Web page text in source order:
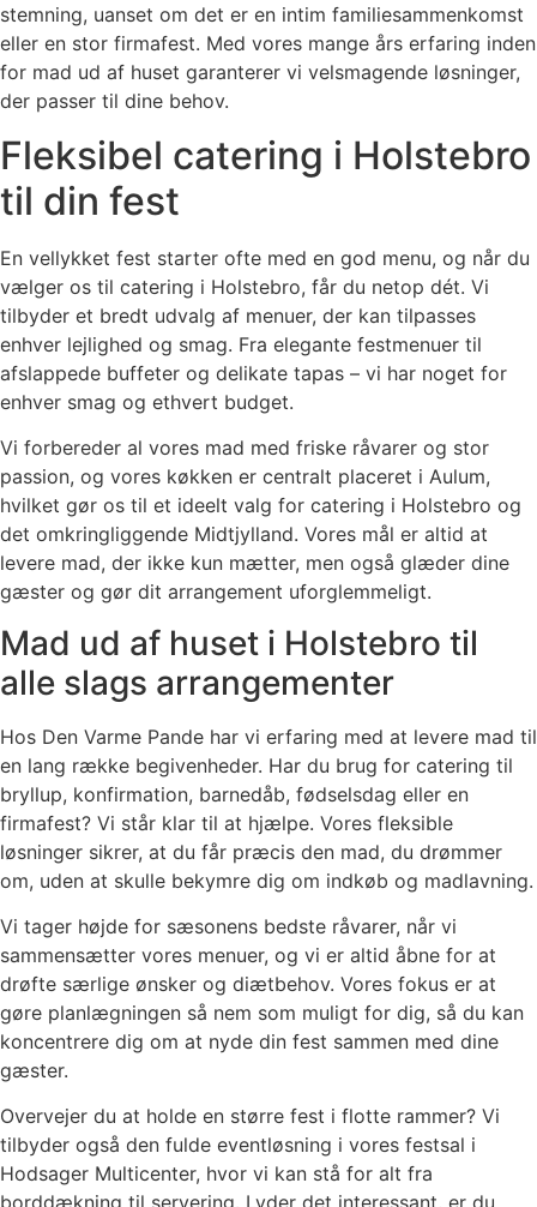
stemning, uanset om det er en intim familiesammenkomst
eller en stor firmafest. Med vores mange års erfaring inden
for mad ud af huset garanterer vi velsmagende løsninger,
der passer til dine behov.
Fleksibel catering i Holstebro
til din fest
En vellykket fest starter ofte med en god menu, og når du
vælger os til catering i Holstebro, får du netop dét. Vi
tilbyder et bredt udvalg af menuer, der kan tilpasses
enhver lejlighed og smag. Fra elegante festmenuer til
afslappede buffeter og delikate tapas – vi har noget for
enhver smag og ethvert budget.
Vi forbereder al vores mad med friske råvarer og stor
passion, og vores køkken er centralt placeret i Aulum,
hvilket gør os til et ideelt valg for catering i Holstebro og
det omkringliggende Midtjylland. Vores mål er altid at
levere mad, der ikke kun mætter, men også glæder dine
gæster og gør dit arrangement uforglemmeligt.
Mad ud af huset i Holstebro til
alle slags arrangementer
Hos Den Varme Pande har vi erfaring med at levere mad til
en lang række begivenheder. Har du brug for catering til
bryllup, konfirmation, barnedåb, fødselsdag eller en
firmafest? Vi står klar til at hjælpe. Vores fleksible
løsninger sikrer, at du får præcis den mad, du drømmer
om, uden at skulle bekymre dig om indkøb og madlavning.
Vi tager højde for sæsonens bedste råvarer, når vi
sammensætter vores menuer, og vi er altid åbne for at
drøfte særlige ønsker og diætbehov. Vores fokus er at
gøre planlægningen så nem som muligt for dig, så du kan
koncentrere dig om at nyde din fest sammen med dine
gæster.
Overvejer du at holde en større fest i flotte rammer? Vi
tilbyder også den fulde eventløsning i vores festsal i
Hodsager Multicenter, hvor vi kan stå for alt fra